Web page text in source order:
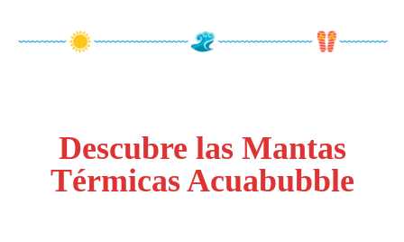
Descubre las Mantas
Térmicas Acuabubble